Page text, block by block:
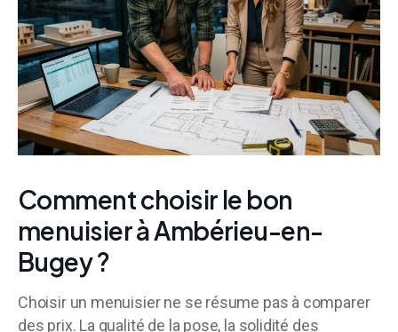
Comment choisir le bon
menuisier à Ambérieu-en-
Bugey ?
Choisir un menuisier ne se résume pas à comparer
des prix. La qualité de la pose, la solidité des